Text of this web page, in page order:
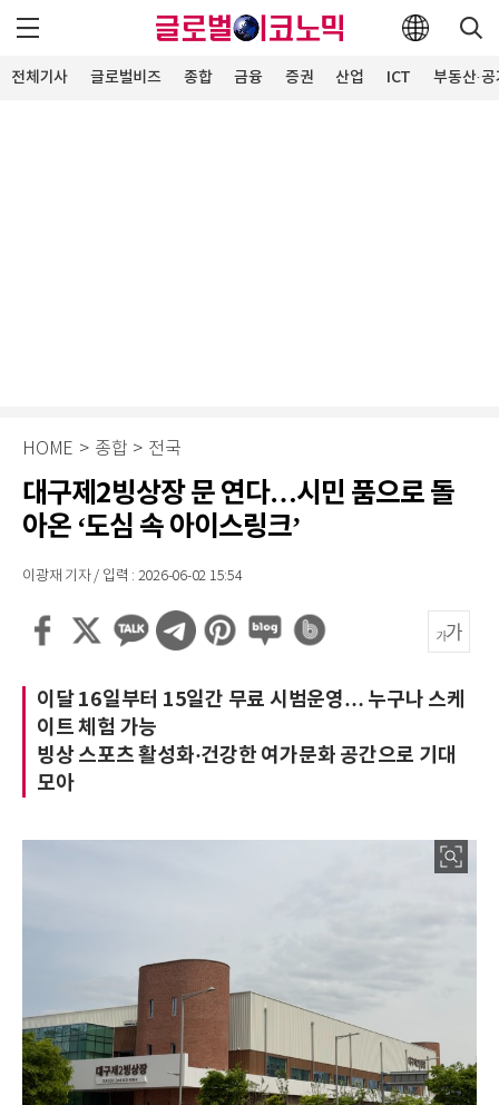
전체기사 글로벌비즈 종합 금융 증권 산업 ICT 부동산·
HOME > 종합 > 전국
대구제2빙상장 문 연다…시민 품으로 돌
아온 ‘도심 속 아이스링크’
이광재 기자 / 입력 : 2026-06-02 15:54
이달 16일부터 15일간 무료 시범운영… 누구나 스케
이트 체험 가능
빙상 스포츠 활성화·건강한 여가문화 공간으로 기대
모아